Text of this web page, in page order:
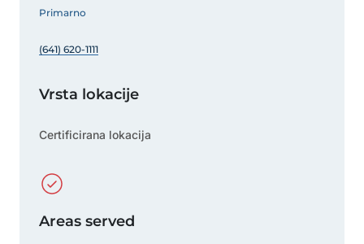
Primarno
(641) 620-1111
Vrsta lokacije
Certificirana lokacija
Areas served